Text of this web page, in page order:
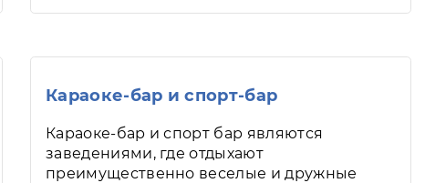
Караоке-бар и спорт-бар
Караоке-бар и спорт бар являются
заведениями, где отдыхают
преимущественно веселые и дружные